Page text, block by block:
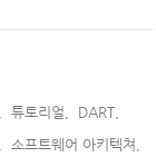
튜토리얼,
DART,
소프트웨어 아키텍쳐,